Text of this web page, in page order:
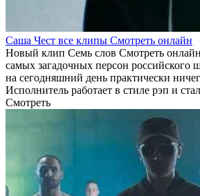
Саша Чест все клипы Смотреть онлайн
Новый клип Семь слов Смотреть
самых загадочных персон российского
на сегодняшний день практически
Исполнитель работает в стиле рэп и
Смотреть